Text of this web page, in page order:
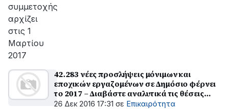
συμμετοχής
αρχίζει
στις 1
Μαρτίου
2017
42.283 νέες προσλήψεις μόνιμων και
εποχικών εργαζομένων σε Δημόσιο φέρνει
το 2017 – Διαβάστε αναλυτικά τις θέσεις
που θα προκηρυχθούν
26 Δεκ 2016 17:31 σε Επικαιρότητα